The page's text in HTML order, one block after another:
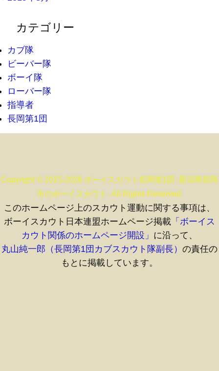
カテゴリー
カブ隊
ビーバー隊
ボーイ隊
ローバー隊
指導者
長岡第1団
Copyright © 2015-2026 ボーイスカウト長岡第1団 -新潟県長岡
市のボーイスカウト- All Rights Reserved.
このホームページ上のスカウト運動に関する事項は、
ボーイスカウト日本連盟ホームページ掲載 「ボーイス
カウト関係のホームページ開設」 に沿って、
丸山純一郎（長岡第1団カブスカウト隊副長） の責任の
もとに掲載しています。